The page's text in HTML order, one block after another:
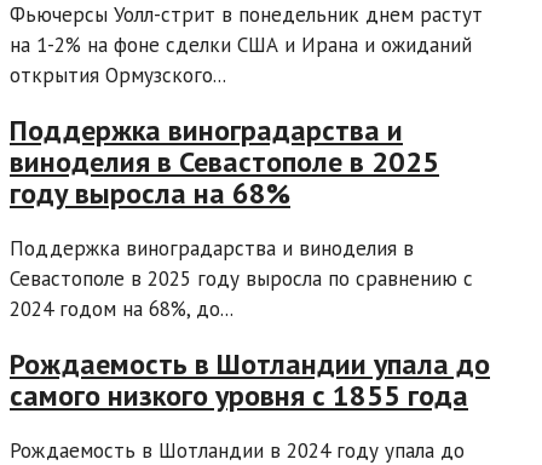
Фьючерсы Уолл-стрит в понедельник днем растут
на 1-2% на фоне сделки США и Ирана и ожиданий
открытия Ормузского...
Поддержка виноградарства и
виноделия в Севастополе в 2025
году выросла на 68%
Поддержка виноградарства и виноделия в
Севастополе в 2025 году выросла по сравнению с
2024 годом на 68%, до...
Рождаемость в Шотландии упала до
самого низкого уровня с 1855 года
Рождаемость в Шотландии в 2024 году упала до